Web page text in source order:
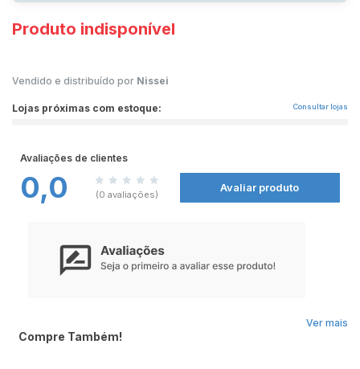
Produto indisponível
Vendido e distribuído por Nissei
Lojas próximas com estoque: Consultar lojas
Avaliações de clientes
0,0 (0 avaliações)
Avaliar produto
Ver mais
Compre Também!